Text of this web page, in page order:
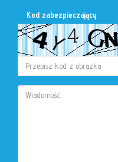
Kod zabezpieczający